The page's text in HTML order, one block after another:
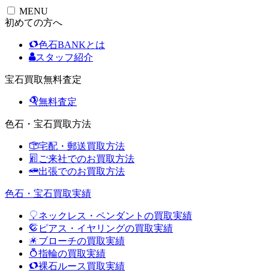
MENU
初めての方へ
色石BANKとは
スタッフ紹介
宝石買取無料査定
無料査定
色石・宝石買取方法
宅配・郵送買取方法
ご来社でのお買取方法
出張でのお買取方法
色石・宝石買取実績
ネックレス・ペンダントの買取実績
ピアス・イヤリングの買取実績
ブローチの買取実績
指輪の買取実績
裸石ルース買取実績